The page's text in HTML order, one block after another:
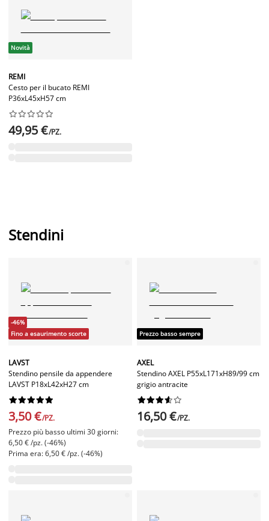
Novità
REMI
Cesto per il bucato REMI
P36xL45xH57 cm






49,95 €/PZ.
Stendini
-46%
Fino a esaurimento scorte
LAVST
Stendino pensile da appendere
LAVST P18xL42xH27 cm






3,50 €/PZ.
Prezzo più basso ultimi 30 giorni:
6,50 € /pz. (-46%)
Prima era: 6,50 € /pz. (-46%)
Prezzo basso sempre
AXEL
Stendino AXEL P55xL171xH89/99 cm
grigio antracite






16,50 €/PZ.